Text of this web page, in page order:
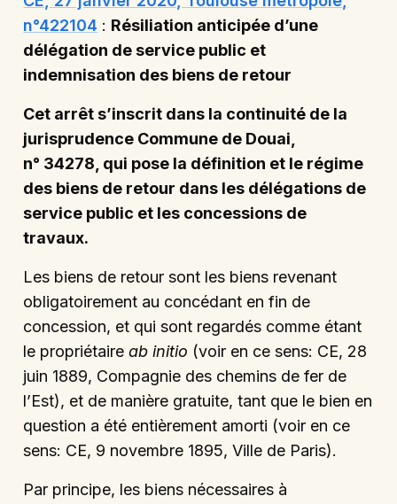
n°422104 : Résiliation anticipée d’une
délégation de service public et
indemnisation des biens de retour
Cet arrêt s’inscrit dans la continuité de la
jurisprudence Commune de Douai,
n° 34278, qui pose la définition et le régime
des biens de retour dans les délégations de
service public et les concessions de
travaux.
Les biens de retour sont les biens revenant
obligatoirement au concédant en fin de
concession, et qui sont regardés comme étant
le propriétaireab initio (voir en ce sens: CE, 28
juin 1889, Compagnie des chemins de fer de
l’Est), et de manière gratuite, tant que le bien en
question a été entièrement amorti (voir en ce
sens: CE, 9 novembre 1895, Ville de Paris).
Par principe, les biens nécessaires à